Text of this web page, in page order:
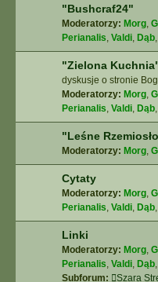
"Bushcraf24"
Moderatorzy: Morg,
Perianalis, Valdi, Dąb,
"Zielona
dyskusje o stronie
Moderatorzy: Morg,
Perianalis, Valdi, Dąb,
"Leśne
Moderatorzy: Morg,
Cytaty
Moderatorzy: Morg,
Perianalis, Valdi, Dąb,
Linki
Moderatorzy: Morg,
Perianalis, Valdi, Dąb,
Subforum:
Szara